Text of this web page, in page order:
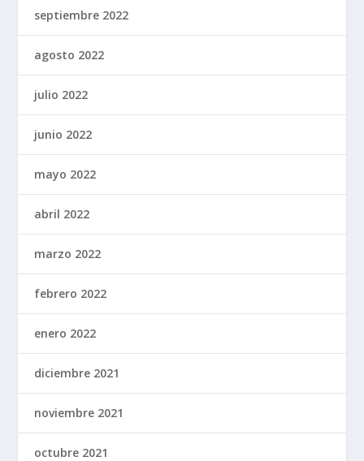
septiembre 2022
agosto 2022
julio 2022
junio 2022
mayo 2022
abril 2022
marzo 2022
febrero 2022
enero 2022
diciembre 2021
noviembre 2021
octubre 2021